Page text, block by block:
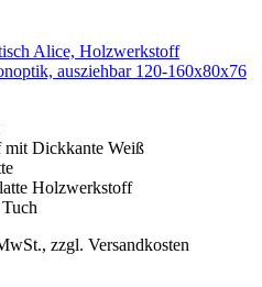
Alice, Holzwerkstoff
ausziehbar 120-160x80x76
Dickkante Weiß
Holzwerkstoff
zzgl. Versandkosten